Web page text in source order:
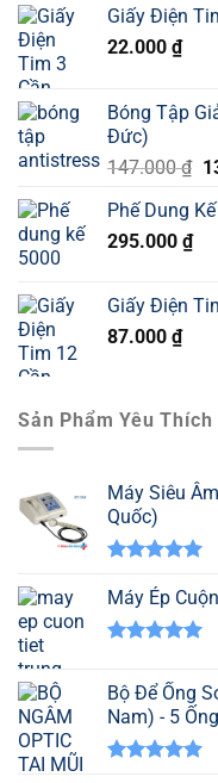
Giấy Điện
22.000 ₫
Bóng Tập
Đức)
147.000₫
là:
Phế Dung
295.000 ₫
Giấy Điện
87.000 ₫
Sản Phẩm Yêu Thích
Máy Siêu
Quốc)
hạng5.00
Máy Ép
5 sao
Bộ Để Ống
Nam) - 5 Ống